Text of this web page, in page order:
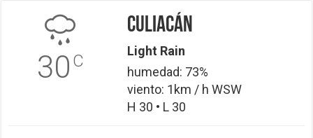
30 C
Culiacán
Light Rain
humedad: 73%
viento: 1km / h WSW
H 30 • L 30